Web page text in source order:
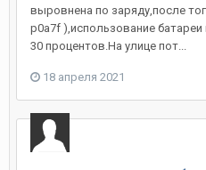
выровнена по заряду,после
p0a7f ),использование
30 процентов.На улице пот...
18 апреля 2021